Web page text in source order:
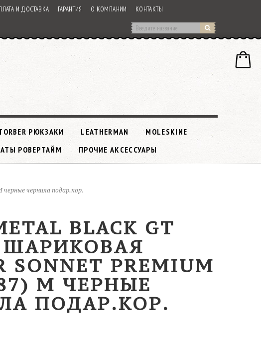
И ДОСТАВКА ГАРАНТИЯ О КОМПАНИИ КОНТАКТЫ
РЮКЗАКИ LEATHERMAN
MOLESKINE
РОВЕРТАЙМ ПРОЧИЕ АКСЕССУАРЫ
чернила подар.кор.
BLACK GT
ШАРИКОВАЯ
SONNET PREMIUM
M ЧЕРНЫЕ
ПОДАР.КОР.